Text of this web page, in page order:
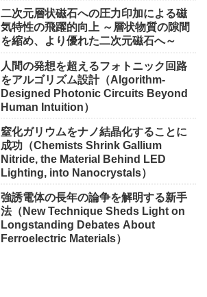
二次元層状磁石への圧力印加による磁
気特性の飛躍的向上 ～層状物質の隙間
を縮め、より優れた二次元磁石へ～
人間の発想を超えるフォトニック回路
をアルゴリズム設計（Algorithm-
Designed Photonic Circuits Beyond
Human Intuition）
窒化ガリウムをナノ結晶化することに
成功（Chemists Shrink Gallium
Nitride, the Material Behind LED
Lighting, into Nanocrystals）
強誘電体の長年の論争を解明する新手
法（New Technique Sheds Light on
Longstanding Debates About
Ferroelectric Materials）